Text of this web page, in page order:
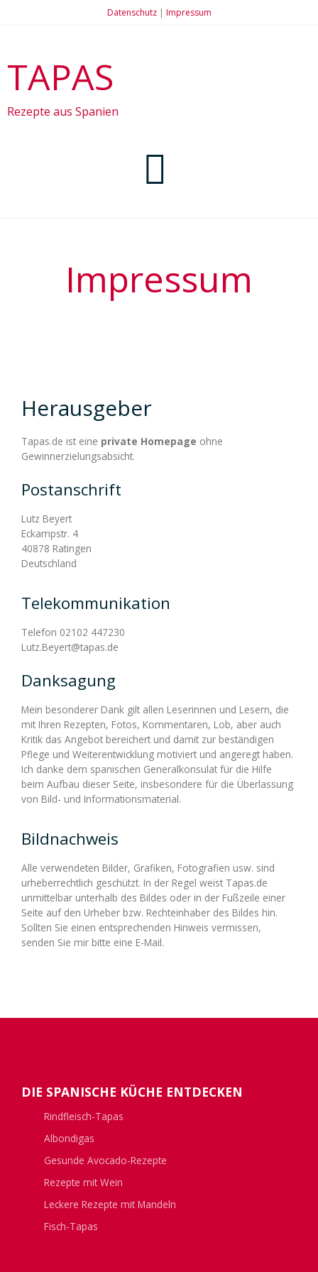
Datenschutz| Impressum
TAPAS
Rezepte aus Spanien
Rezepte
Alle Tapas-Rezepte
Suppen und Eintöpfe
Vegetarische Suppen und Eintöpfe
Vegetarische Salate
Vegtarische Nachspeisen
Brot und Gebäck
Brot und Gebäck
Vegetarisches Brot und Gebäck
Getränke
Getränke
Vegetarische Getränke
Adobos und Mojos
Adobos und Mojos
Vegetarische Adobos und Mojos
Gofio
Kochbücher
Nutzungsbedingungen
Datenschutz
Impressum
Herausgeber
Tapas.de ist eine private Homepage ohne
Gewinnerzielungsabsicht.
Postanschrift
Lutz Beyert
Eckampstr. 4
40878 Ratingen
Deutschland
Telekommunikation
Telefon 02102 447230
Lutz.Beyert@tapas.de
Danksagung
Mein besonderer Dank gilt allen Leserinnen und Lesern, die
mit Ihren Rezepten, Fotos, Kommentaren, Lob, aber auch
Kritik das Angebot bereichert und damit zur beständigen
Pflege und Weiterentwicklung motiviert und angeregt haben.
Ich danke dem spanischen Generalkonsulat für die Hilfe
beim Aufbau dieser Seite, insbesondere für die Überlassung
von Bild- und Informationsmaterial.
Bildnachweis
Alle verwendeten Bilder, Grafiken, Fotografien usw. sind
urheberrechtlich geschützt. In der Regel weist Tapas.de
unmittelbar unterhalb des Bildes oder in der Fußzeile einer
Seite auf den Urheber bzw. Rechteinhaber des Bildes hin.
Sollten Sie einen entsprechenden Hinweis vermissen,
senden Sie mir bitte eine E-Mail.
DIE SPANISCHE KÜCHE ENTDECKEN
Rindfleisch-Tapas
Albondigas
Gesunde Avocado-Rezepte
Rezepte mit Wein
Leckere Rezepte mit Mandeln
Fisch-Tapas